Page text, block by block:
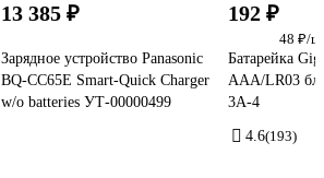
13 385 ₽
Зарядное устройство Panasonic
BQ-CC65E Smart-Quick Charger
w/o batteries УТ-00000499
192 ₽
48 ₽/
Батарейка
ААА/LR03
3A-4
4.6(193)